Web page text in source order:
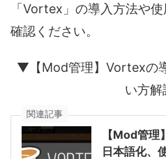
「Vortex」の導入方法や
確認ください。
▼【Mod管理】Vortexの
い方
関連記事
【Mod管
日本語化、